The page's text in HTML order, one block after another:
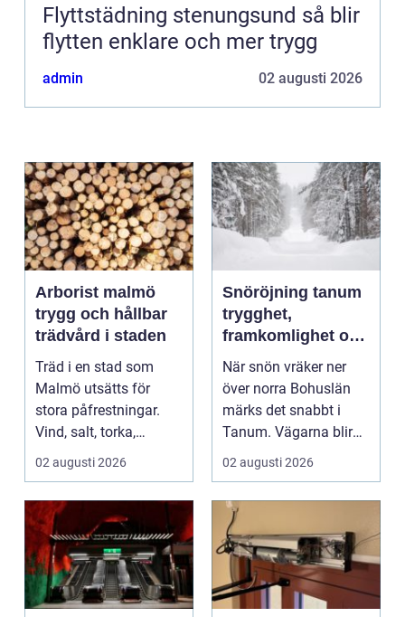
Flyttstädning stenungsund så blir
flytten enklare och mer trygg
admin 02 augusti 2026
Arborist malmö
trygg och hållbar
trädvård i staden
Träd i en stad som
Malmö utsätts för
stora påfrestningar.
Vind, salt, torka,
markarbeten och
byggpro...
02 augusti 2026
Snöröjning tanum
trygghet,
framkomlighet och
mindre stress i
vintern
När snön vräker ner
över norra Bohuslän
märks det snabbt i
Tanum. Vägarna blir
smalare, parkeringar ...
02 augusti 2026